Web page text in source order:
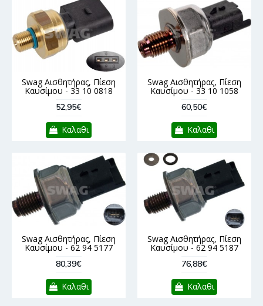
Swag Αισθητήρας, Πίεση
Καυσίμου - 33 10 0818
52,95€
Καλαθι
Swag Αισθητήρας, Πίεση
Καυσίμου - 33 10 1058
60,50€
Καλαθι
Swag Αισθητήρας, Πίεση
Καυσίμου - 62 94 5177
80,39€
Καλαθι
Swag Αισθητήρας, Πίεση
Καυσίμου - 62 94 5187
76,88€
Καλαθι